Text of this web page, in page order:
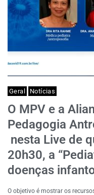
Geral Notícias
O MPV e a
Pedagogia
nesta Live de
20h30, a
doenças
O objetivo é mostrar os